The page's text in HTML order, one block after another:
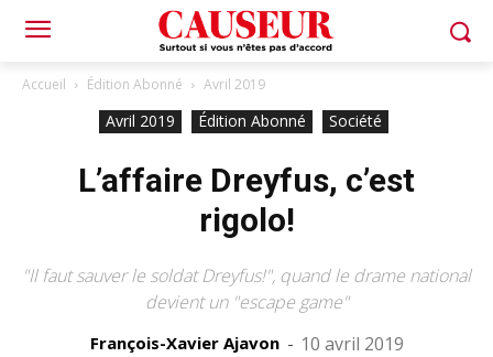
Accueil Édition Abonné Avril 2019
Avril 2019 Édition Abonné Société
L’affaire Dreyfus, c’est
rigolo!
"Il faut sauver le soldat Dreyfus!", quand le drame national
devient un "escape game"
François-Xavier Ajavon - 10 avril 2019